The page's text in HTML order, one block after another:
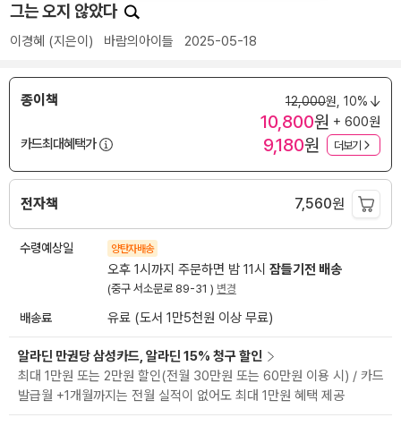
그는 오지 않았다
이경혜 (지은이) 바람의아이들 2025-05-18
종이책 12,000원, 10%
10,800원 + 600원
카드최대혜택가
9,180원 더보기
전자책 7,560원
수령예상일 양탄자배송
오후 1시까지 주문하면 밤 11시 잠들기전 배송
(중구 서소문로 89-31 ) 변경
배송료 유료 (도서 1만5천원 이상 무료)
알라딘 만권당 삼성카드, 알라딘 15% 청구 할인
최대 1만원 또는 2만원 할인(전월 30만원 또는 60만원 이용 시) / 카드
발급월 +1개월까지는 전월 실적이 없어도 최대 1만원 혜택 제공